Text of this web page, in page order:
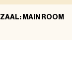
ZAAL: MAIN ROOM